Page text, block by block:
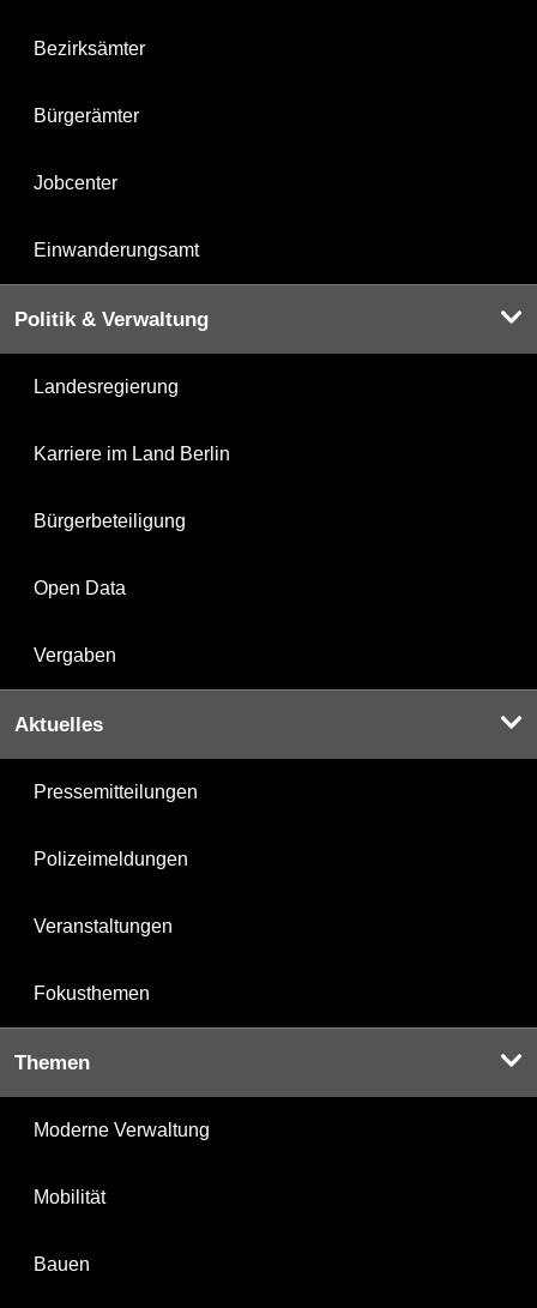
Bezirksämter
Bürgerämter
Jobcenter
Einwanderungsamt
Politik & Verwaltung
Landesregierung
Karriere im Land Berlin
Bürgerbeteiligung
Open Data
Vergaben
Aktuelles
Pressemitteilungen
Polizeimeldungen
Veranstaltungen
Fokusthemen
Themen
Moderne Verwaltung
Mobilität
Bauen